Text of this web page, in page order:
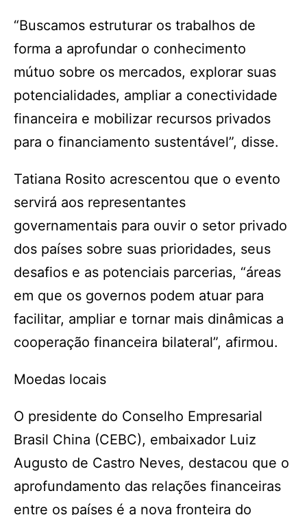
“Buscamos estruturar os trabalhos de
forma a aprofundar o conhecimento
mútuo sobre os mercados, explorar suas
potencialidades, ampliar a conectividade
financeira e mobilizar recursos privados
para o financiamento sustentável”, disse.
Tatiana Rosito acrescentou que o evento
servirá aos representantes
governamentais para ouvir o setor privado
dos países sobre suas prioridades, seus
desafios e as potenciais parcerias, “áreas
em que os governos podem atuar para
facilitar, ampliar e tornar mais dinâmicas a
cooperação financeira bilateral”, afirmou.
Moedas locais
O presidente do Conselho Empresarial
Brasil China (CEBC), embaixador Luiz
Augusto de Castro Neves, destacou que o
aprofundamento das relações financeiras
entre os países é a nova fronteira do